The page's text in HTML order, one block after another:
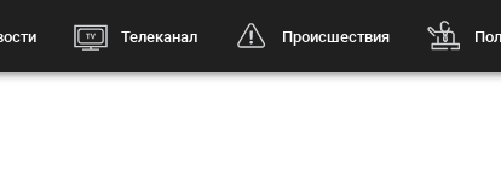
Телеканал Происшествия